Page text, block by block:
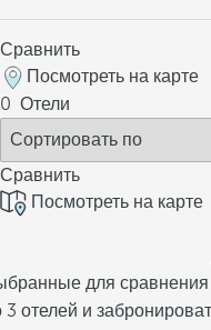
Сравнить
Посмотреть на карте
0 Отели
Сравнить
Посмотреть на карте
для сравнения
отелей и